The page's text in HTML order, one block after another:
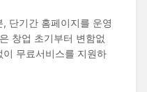
단기간 홈페이지를 운영
창업 초기부터 변함없
무료서비스를 지원하